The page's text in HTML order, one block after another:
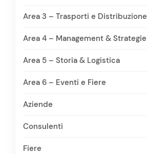
Area 3 – Trasporti e Distribuzione
Area 4 – Management & Strategie
Area 5 – Storia & Logistica
Area 6 – Eventi e Fiere
Aziende
Consulenti
Fiere